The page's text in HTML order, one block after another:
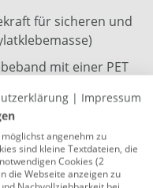
für sicheren und
mit einer PET
für eine
einsetzbar
| Impressum
angenehm zu
sind kleine Textdateien, die
Cookies (2
die Webseite anzeigen zu